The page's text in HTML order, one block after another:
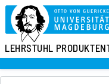
LEHRSTUHL